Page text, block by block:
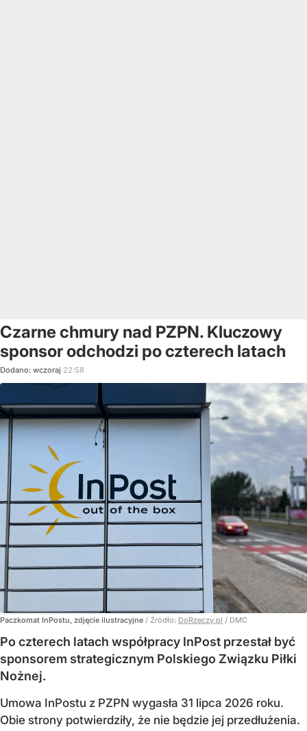
Czarne chmury nad PZPN. Kluczowy
sponsor odchodzi po czterech latach
Dodano: wczoraj 22:58
Paczkomat InPostu, zdjęcie ilustracyjne / Źródło: DoRzeczy.pl / DMC
Po czterech latach współpracy InPost przestał być
sponsorem strategicznym Polskiego Związku Piłki
Nożnej.
Umowa InPostu z PZPN wygasła 31 lipca 2026 roku.
Obie strony potwierdziły, że nie będzie jej przedłużenia.